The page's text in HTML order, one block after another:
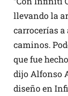
llevando la
carrocerías a
caminos.
que fue
dijo Alfonso
diseño en